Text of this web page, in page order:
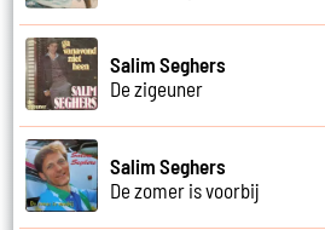
Salim Seghers
De zigeuner
Salim Seghers
De zomer is voorbij